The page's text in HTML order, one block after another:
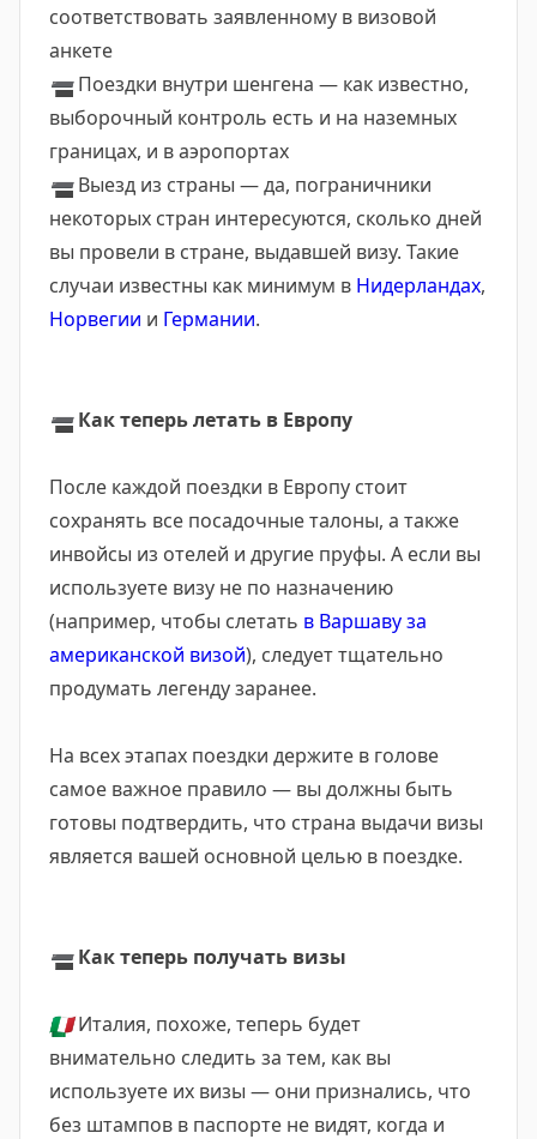
соответствовать заявленному в визовой
анкете
➖Поездки внутри шенгена — как известно,
выборочный контроль есть и на наземных
границах, и в аэропортах
➖Выезд из страны — да, пограничники
некоторых стран интересуются, сколько дней
вы провели в стране, выдавшей визу. Такие
случаи известны как минимум в Нидерландах,
Норвегии и Германии.
➖ Как теперь летать в Европу
После каждой поездки в Европу стоит
сохранять все посадочные талоны, а также
инвойсы из отелей и другие пруфы. А если вы
используете визу не по назначению
(например, чтобы слетать в Варшаву за
американской визой), следует тщательно
продумать легенду заранее.
На всех этапах поездки держите в голове
самое важное правило — вы должны быть
готовы подтвердить, что страна выдачи визы
является вашей основной целью в поездке.
➖ Как теперь получать визы
🇮🇹Италия, похоже, теперь будет
внимательно следить за тем, как вы
используете их визы — они признались, что
без штампов в паспорте не видят, когда и